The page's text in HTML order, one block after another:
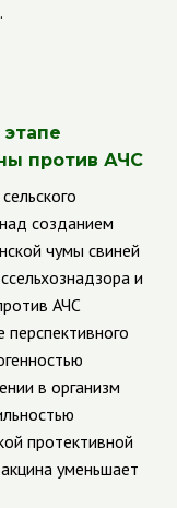
против АЧС
созданием
чумы свиней
и
АЧС
в организм
протективной
уменьшает